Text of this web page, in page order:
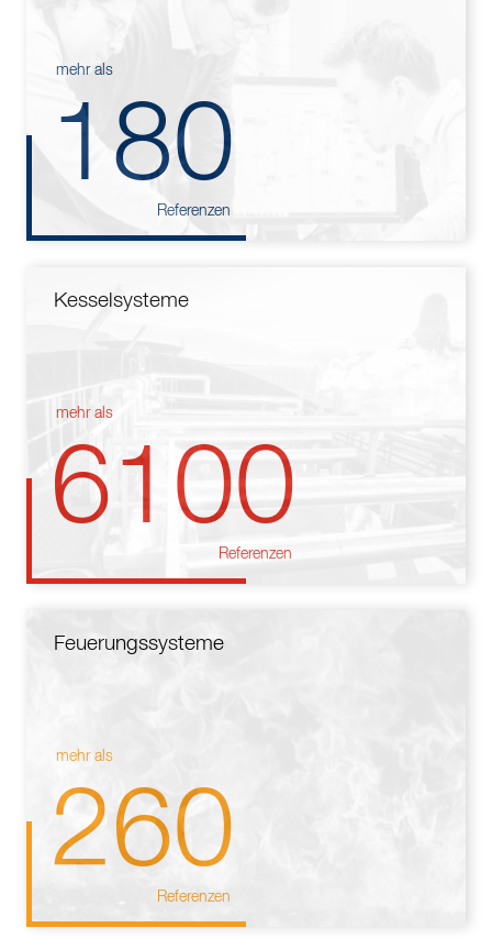
mehr als
180
Referenzen
Kesselsysteme
mehr als
6100
Referenzen
Feuerungssysteme
mehr als
260
Referenzen